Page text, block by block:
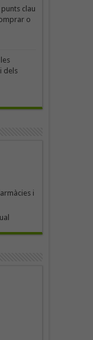
clau
o
dels
i